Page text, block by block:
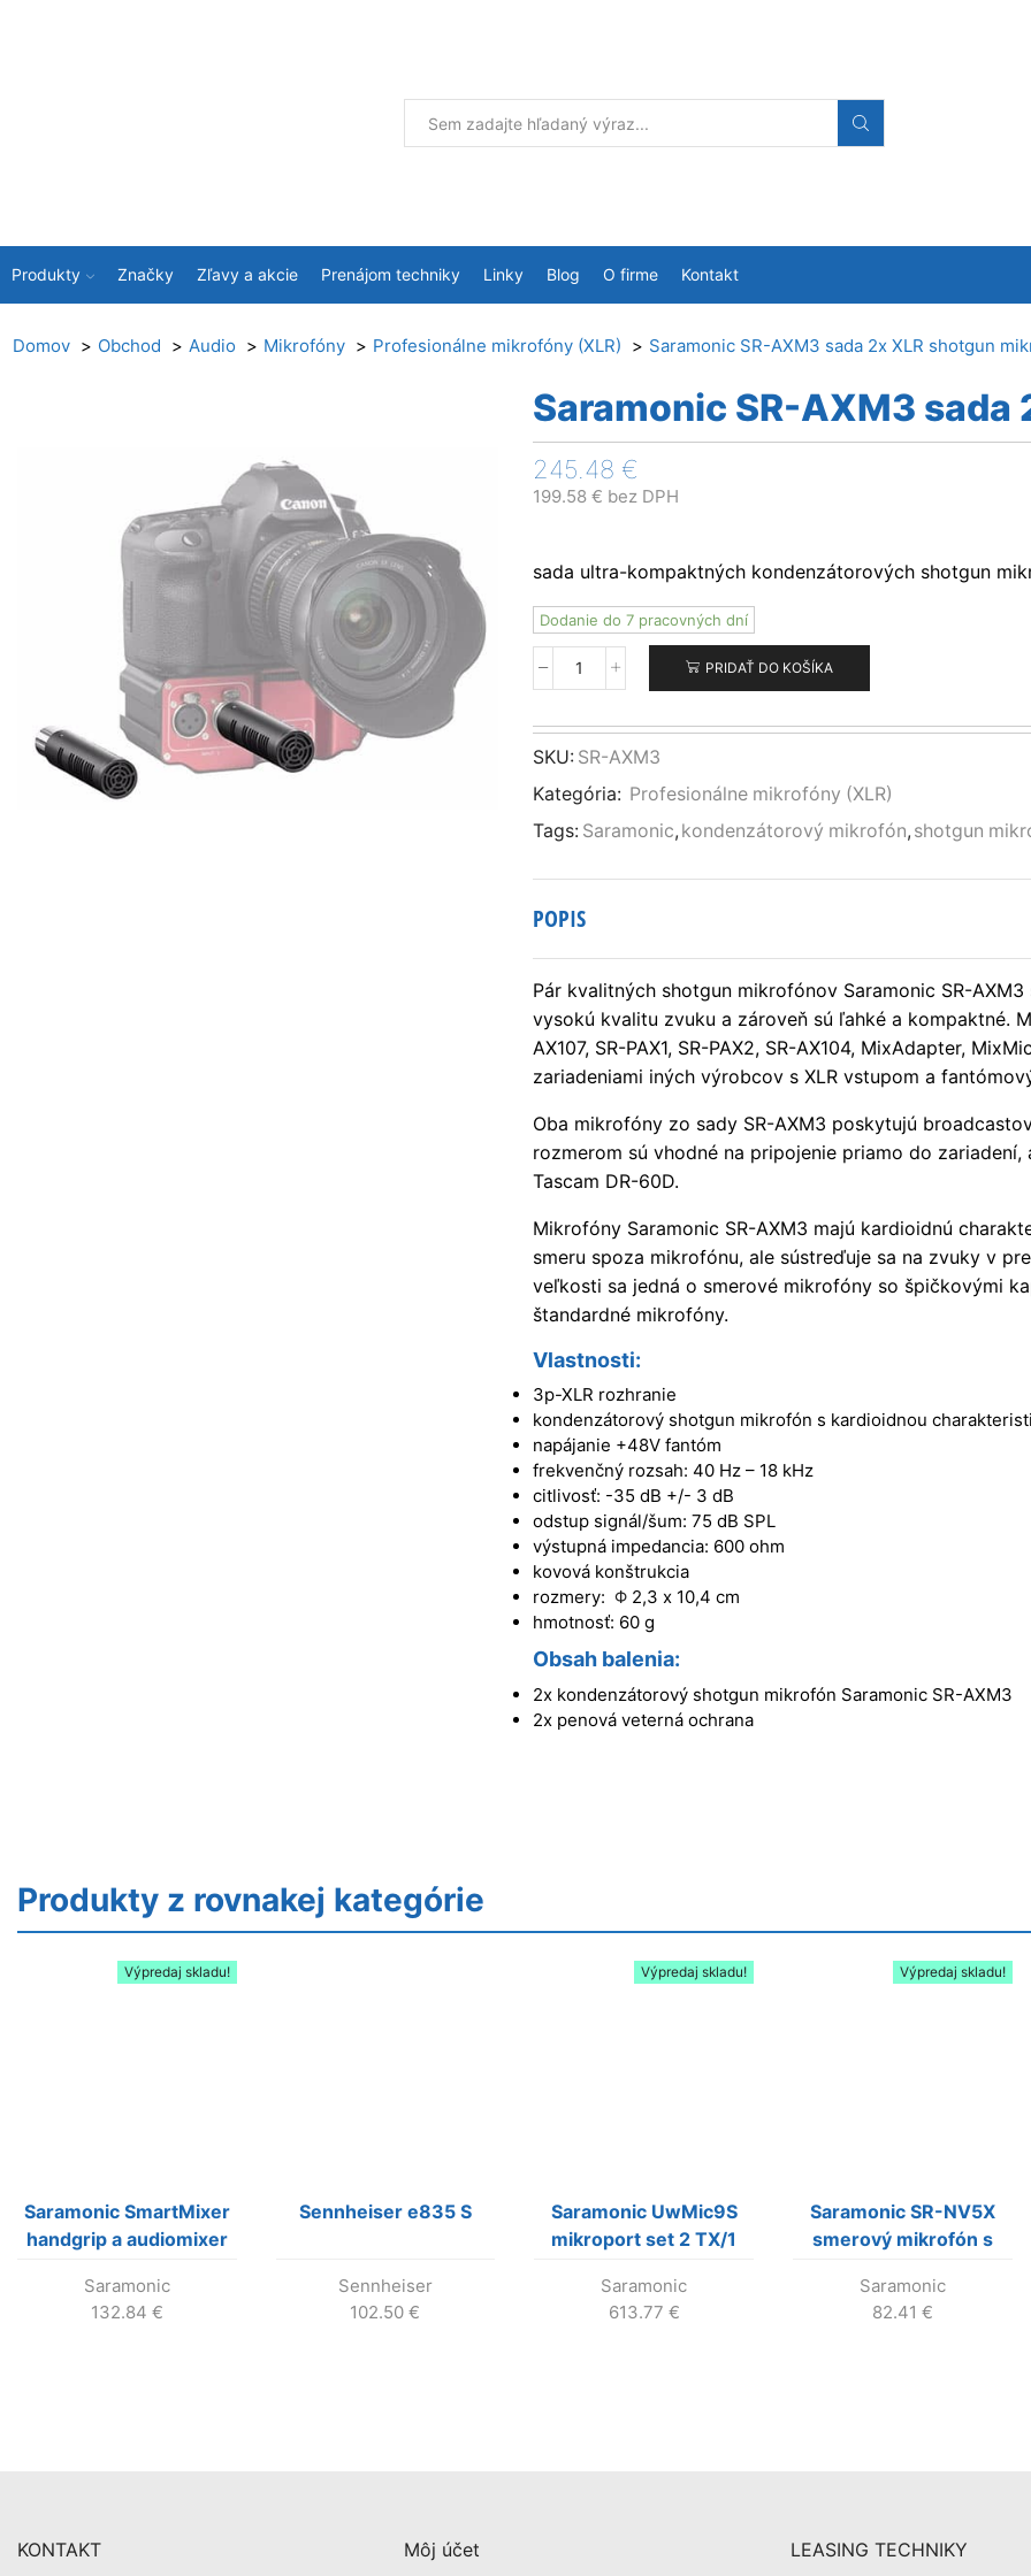
Produkty Značky Zľavy a akcie Prenájom techniky Linky Blog O firme Kontakt
Domov Obchod Audio Mikrofóny Profesionálne mikrofóny (XLR) Saramonic SR-AXM3 sada 2x XLR shotgun
Saramonic SR-AXM3
245.48 €
199.58 € bez DPH
sada ultra-kompaktných kondenzátorových shotgun
Dodanie do 7 pracovných dní
množstvo
SR-
AXM3
2x
XLR
PRIDAŤ DO KOŠÍKA
SKU: SR-AXM3
Kategória: Profesionálne mikrofóny (XLR)
Tags: Saramonic, kondenzátorový mikrofón, shotgun
POPIS
Pár kvalitných shotgun mikrofónov Saramonic SR-
vysokú kvalitu zvuku a zároveň sú ľahké a kompaktné.
AX107, SR-PAX1, SR-PAX2, SR-AX104, MixAdapter,
zariadeniami iných výrobcov s XLR vstupom a
Oba mikrofóny zo sady SR-AXM3 poskytujú
rozmerom sú vhodné na pripojenie priamo do
Tascam DR-60D.
Mikrofóny Saramonic SR-AXM3 majú kardioidnú
smeru spoza mikrofónu, ale sústreďuje sa na zvuky v
veľkosti sa jedná o smerové mikrofóny so špičkovými
štandardné mikrofóny.
Vlastnosti:
3p-XLR rozhranie
kondenzátorový shotgun mikrofón s kardioidnou
napájanie +48V fantóm
frekvenčný rozsah: 40 Hz – 18 kHz
citlivosť: -35 dB +/- 3 dB
odstup signál/šum: 75 dB SPL
výstupná impedancia: 600 ohm
kovová konštrukcia
rozmery: Φ 2,3 x 10,4 cm
hmotnosť: 60 g
Obsah balenia:
2x kondenzátorový shotgun mikrofón Saramonic SR-AXM3
2x penová veterná ochrana
Produkty z rovnakej kategórie
Výpredaj skladu!
Saramonic SmartMixer
handgrip a audiomixer
Saramonic
132.84 €
Sennheiser e835 S
Sennheiser
102.50€
Výpredaj skladu!
Saramonic UwMic9S
mikroport set 2 TX/1
so zabudovaným LiIon
akum.
Saramonic
613.77 €
Výpredaj skladu!
Saramonic SR-NV5X
smerový mikrofón s
Saramonic
82.41 €
KONTAKT Môj účet LEASING TECHNIKY